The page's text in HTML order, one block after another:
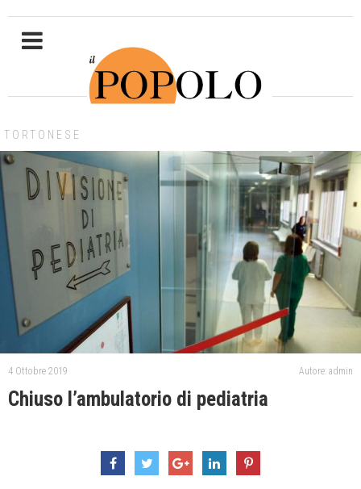
TORTONESE
4 Ottobre 2019 Autore: admin
Chiuso l’ambulatorio di pediatria